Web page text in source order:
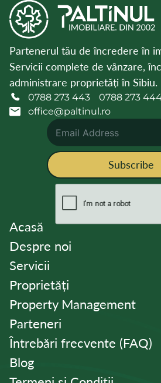
Partenerul tău de încredere în
Servicii complete de vânzare,
administrare proprietăți în Sibiu.
0788 273 443
0788 273
office@paltinul.ro
Subscribe
Acasă
Despre noi
Servicii
Proprietăți
Property Management
Parteneri
Întrebări frecvente (FAQ)
Blog